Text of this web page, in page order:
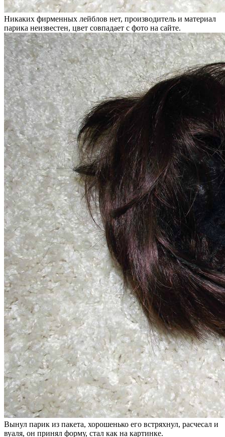
Никаких фирменных лейблов нет, производитель и материал
парика неизвестен, цвет совпадает с фото на сайте.
Вынул парик из пакета, хорошенько его встряхнул, расчесал и
вуаля, он принял форму, стал как на картинке.